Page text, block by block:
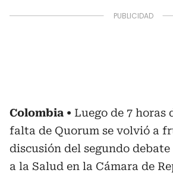
Colombia
Luego de 7 horas
falta de Quorum se volvió a
discusión del segundo debate
a la Salud en la Cámara de